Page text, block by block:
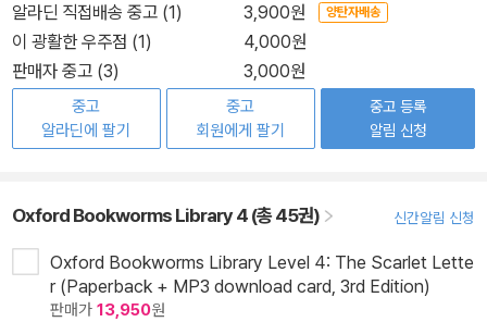
알라딘 직접배송 중고 (1) 3,900원 양탄자배송
이 광활한 우주점 (1)
4,000원
판매자 중고 (3)
3,000원
중고
알라딘에 팔기
중고
회원에게 팔기
중고 등록
알림 신청
Oxford Bookworms Library 4 (총 45권) 신간알림 신청
Oxford Bookworms Library Level 4: The Scarlet Lette
r (Paperback + MP3 download card, 3rd Edition)
판매가 13,950원